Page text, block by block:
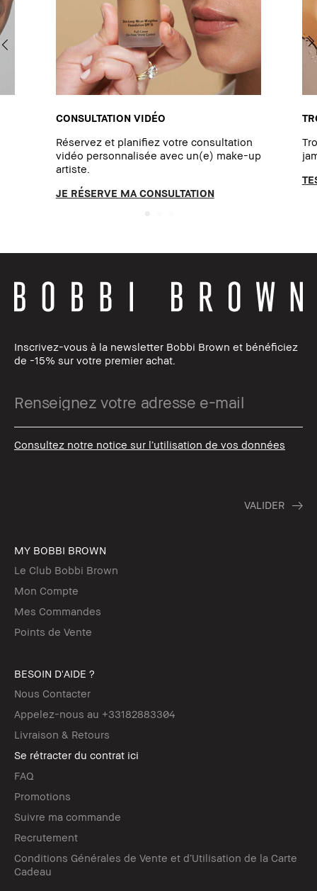
CONSULTATION VIDÉO
Réservez et planifiez votre consultation
vidéo personnalisée avec un(e) make-up
artiste.
JE RÉSERVE MA CONSULTATION
Inscrivez-vous à la newsletter Bobbi Brown et bénéficiez
de -15% sur votre premier achat.
Consultez notre notice sur l’utilisation de vos données
MY BOBBI BROWN
Le Club Bobbi Brown
Mon Compte
Mes Commandes
Points de Vente
BESOIN D'AIDE ?
Nous Contacter
Appelez-nous au +33182883304
Livraison & Retours
Se rétracter du contrat ici
FAQ
Promotions
Suivre ma commande
Recrutement
Conditions Générales de Vente et d’Utilisation de la Carte
Cadeau